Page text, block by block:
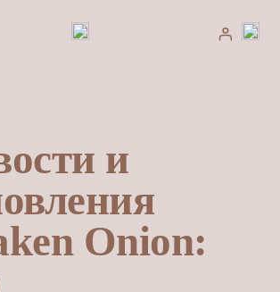
и
Onion: